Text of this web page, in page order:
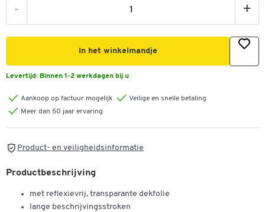
- +
In het winkelmandje
Levertijd: Binnen 1-2 werkdagen bij u
Aankoop op factuur mogelijk
Veilige en snelle betaling
Meer dan 50 jaar ervaring
Product- en veiligheidsinformatie
Productbeschrijving
met reflexievrij, transparante dekfolie
lange beschrijvingsstroken